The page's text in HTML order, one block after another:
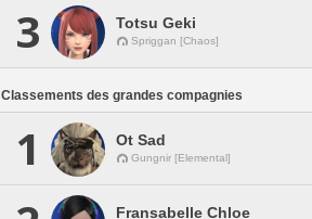
3 Totsu Geki
Spriggan [Chaos]
Classements des grandes compagnies
1 Ot Sad
Gungnir [Elemental]
Fransabelle Chloe